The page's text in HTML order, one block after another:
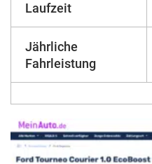
Laufzeit
Jährliche
Fahrleistung